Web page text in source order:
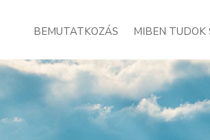
BEMUTATKOZÁS MIBEN TUDOK